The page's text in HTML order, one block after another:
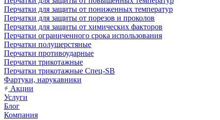
Перчатки для защиты от пониженных температур
Перчатки для защиты от порезов и проколов
Перчатки для защиты от химических факторов
Перчатки ограниченного срока использования
Перчатки полушерстяные
Перчатки противоударные
Перчатки трикотажные
Перчатки трикотажные Спец-SB
Фартуки, нарукавники
Акции
Услуги
Блог
Компания